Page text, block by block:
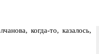
когда-то, казалось,